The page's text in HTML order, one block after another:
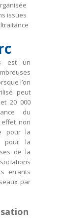
issues
est un
l’on
peut
20 000
du
non
pour la
pour la
de la
errants
par